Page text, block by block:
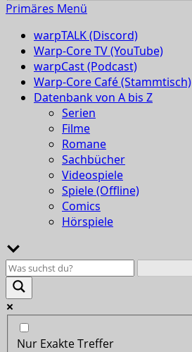
Primäres Menü
warpTALK (Discord)
Warp-Core TV (YouTube)
warpCast (Podcast)
Warp-Core Café (Stammtisch)
Datenbank von A bis Z
Serien
Filme
Romane
Sachbücher
Videospiele
Spiele (Offline)
Comics
Hörspiele
Nur Exakte Treffer